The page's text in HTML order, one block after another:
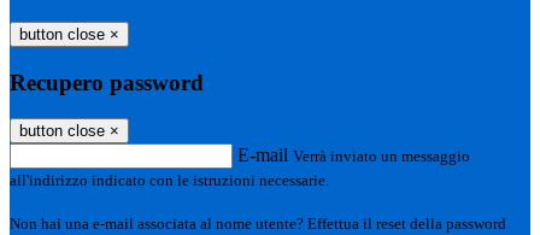
button close ×
Recupero password
button close ×
E-mail Verrà inviato un messaggio
all'indirizzo indicato con le istruzioni necessarie.
Non hai una e-mail associata al nome utente? Effettua il reset della password